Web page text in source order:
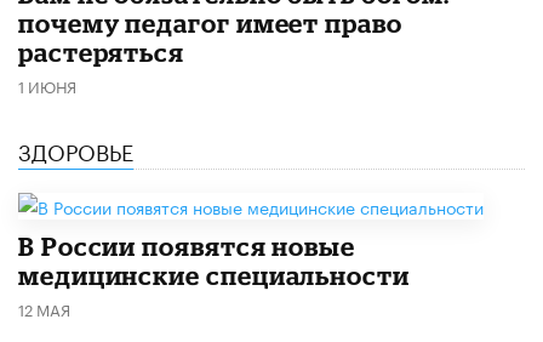
почему педагог имеет право
растеряться
1 ИЮНЯ
ЗДОРОВЬЕ
В России появятся новые
медицинские специальности
12 МАЯ